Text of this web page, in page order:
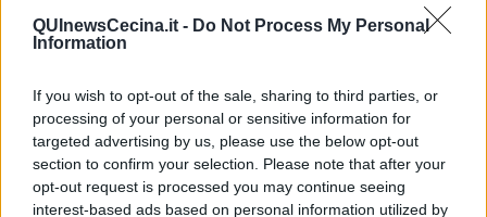
QUInewsCecina.it - Do Not Process My Personal
Information
If you wish to opt-out of the sale, sharing to third parties, or
processing of your personal or sensitive information for
targeted advertising by us, please use the below opt-out
section to confirm your selection. Please note that after your
opt-out request is processed you may continue seeing
interest-based ads based on personal information utilized by
Nuova sabbia sulla spiaggia del Quercetano
Così la posidonia diventa compost
Posidonia spiaggiata, risorsa o rifiuto?
Erosione, il Governo promette interventi